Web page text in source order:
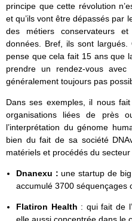
principe que cette révolution
et qu’ils vont être dépassés par
des métiers conservateurs
données. Bref, ils sont
pense que cela fait 15 ans que
prendre un rendez-vous
généralement toujours pas
Dans ses exemples, il nous
organisations liées de près
l’interprétation du génome
bien du fait de sa société
matériels et procédés du secteur
Dnanexu :une startup de
accumulé 3700 séquençages
Flatiron Health : qui fait de